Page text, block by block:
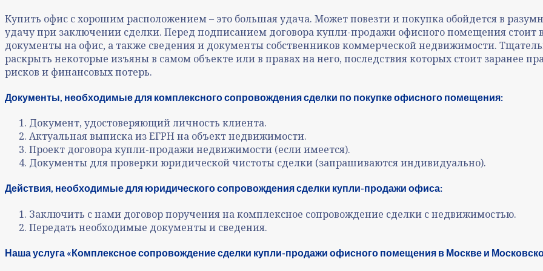
Купить офис с хорошим расположением – это большая удача. Может повезти и покупка обойдется в
удачу при заключении сделки. Перед подписанием договора купли-продажи офисного помещения стоит
документы на офис, а также сведения и документы собственников коммерческой недвижимости.
раскрыть некоторые изъяны в самом объекте или в правах на него, последствия которых стоит заранее
рисков и финансовых потерь.
Документы, необходимые для комплексного сопровождения сделки по покупке офисного помещения:
Документ, удостоверяющий личность клиента.
Актуальная выписка из ЕГРН на объект недвижимости.
Проект договора купли-продажи недвижимости (если имеется).
Документы для проверки юридической чистоты сделки (запрашиваются индивидуально).
Действия, необходимые для юридического сопровождения сделки купли-продажи офиса:
Заключить с нами договор поручения на комплексное сопровождение сделки с недвижимостью.
Передать необходимые документы и сведения.
Наша услуга «Комплексное сопровождение сделки купли-продажи офисного помещения в Москве и